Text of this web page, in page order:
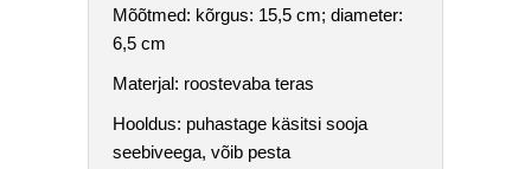
Mõõtmed: kõrgus: 15,5 cm; diameter:
6,5 cm
Materjal: roostevaba teras
Hooldus: puhastage käsitsi sooja
seebiveega, võib pesta